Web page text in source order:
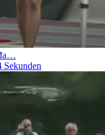
Sekunden